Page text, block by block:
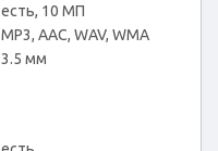
есть, 10 МП
MP3, AAC, WAV, WMA
3.5 мм